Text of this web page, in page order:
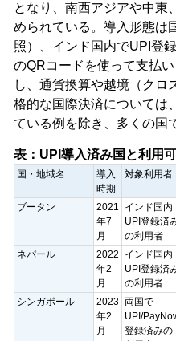
となり、南西アジアや中東
められている。導入形態は
照）、インド国内でUPI登
のQRコードを使って支払
し、通貨換算や越境（クロ
格的な国際決済については
ている例を除き、多くの国
表：UPI導入済み国と利用
国・地域名
導入
時期
対象利用者
ブータン
2021
年7
月
インド国内
UPI登録済
の利用者
ネパール
2022
年2
月
インド国内
UPI登録済
の利用者
シンガポール
2023
年2
月
両国で
UPI/
登録済みの